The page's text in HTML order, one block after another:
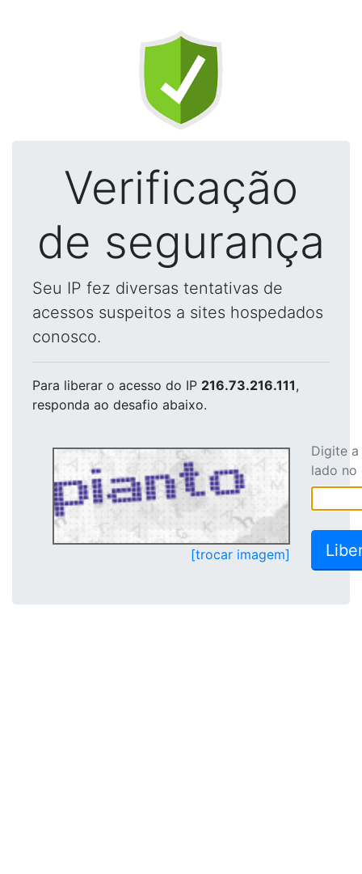
Verificação
de segurança
Seu IP fez diversas tentativas de
acessos suspeitos a sites hospedados
conosco.
Para liberar o acesso do IP 216.73.216.111,
responda ao desafio abaixo.
[trocar imagem]
Digite
lado no